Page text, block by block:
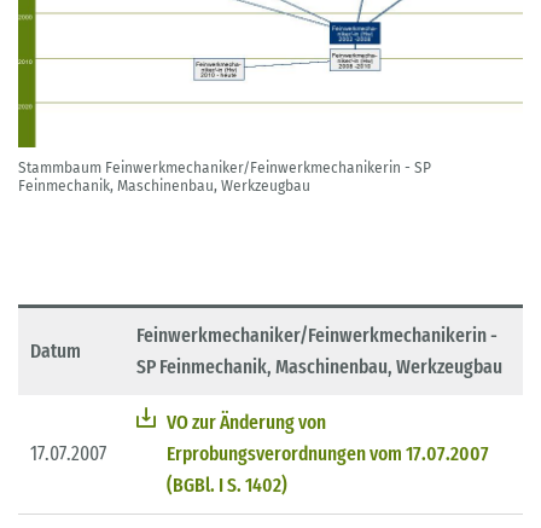
Stammbaum Feinwerkmechaniker/Feinwerkmechanikerin - SP
Feinmechanik, Maschinenbau, Werkzeugbau
Datum
Feinwerkmechaniker/Feinwerkmechanikerin -
SP Feinmechanik, Maschinenbau, Werkzeugbau
17.07.2007
VO zur Änderung von
Erprobungsverordnungen vom 17.07.2007
(BGBl. I S. 1402)